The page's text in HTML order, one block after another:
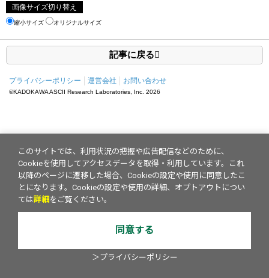
画像サイズ切り替え
縮小サイズ オリジナルサイズ
記事に戻る
プライバシーポリシー 運営会社 お問い合わせ
©KADOKAWA ASCII Research Laboratories, Inc. 2026
このサイトでは、利用状況の把握や広告配信などのために、
Cookieを使用してアクセスデータを取得・利用しています。これ
以降のページに遷移した場合、Cookieの設定や使用に同意したこ
とになります。Cookieの設定や使用の詳細、オプトアウトについ
ては詳細 をご覧ください。
同意する
＞プライバシーポリシー